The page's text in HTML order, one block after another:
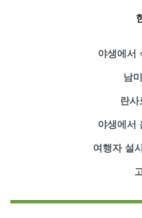
야생에서
남
란사
야생에서
여행자 설